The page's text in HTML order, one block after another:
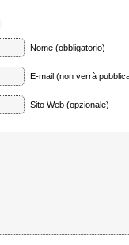
Nome (obbligatorio)
E-mail (non verrà
Sito Web (opzionale)